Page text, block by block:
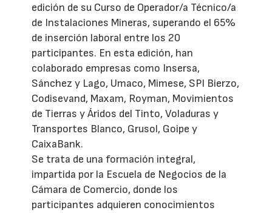
edición de su Curso de Operador/a Técnico/a
de Instalaciones Mineras, superando el 65%
de inserción laboral entre los 20
participantes. En esta edición, han
colaborado empresas como Insersa,
Sánchez y Lago, Umaco, Mimese, SPI Bierzo,
Codisevand, Maxam, Royman, Movimientos
de Tierras y Áridos del Tinto, Voladuras y
Transportes Blanco, Grusol, Goipe y
CaixaBank.
Se trata de una formación integral,
impartida por la Escuela de Negocios de la
Cámara de Comercio, donde los
participantes adquieren conocimientos